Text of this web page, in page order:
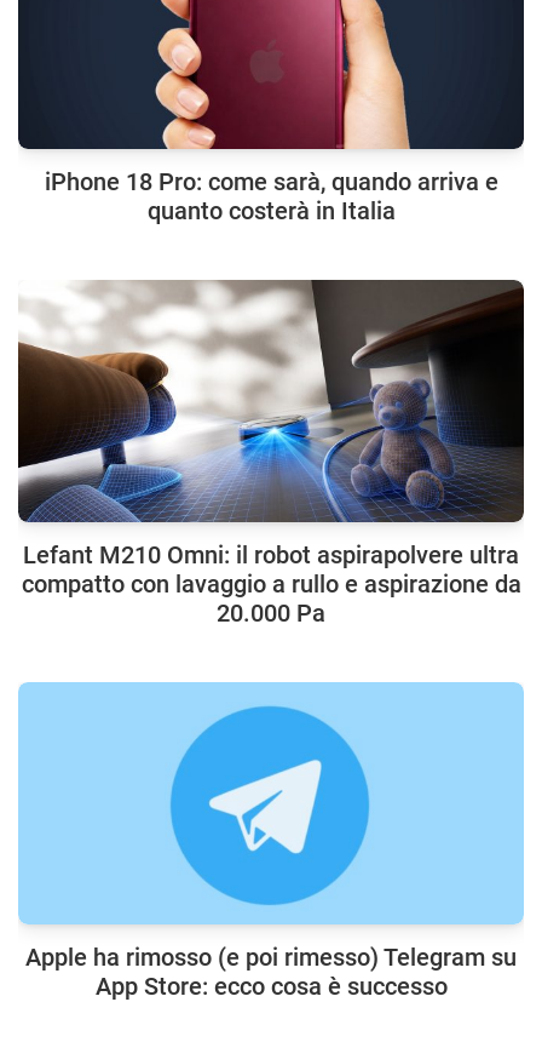
iPhone 18 Pro: come sarà, quando arriva e
quanto costerà in Italia
Lefant M210 Omni: il robot aspirapolvere ultra
compatto con lavaggio a rullo e aspirazione da
20.000 Pa
Apple ha rimosso (e poi rimesso) Telegram su
App Store: ecco cosa è successo